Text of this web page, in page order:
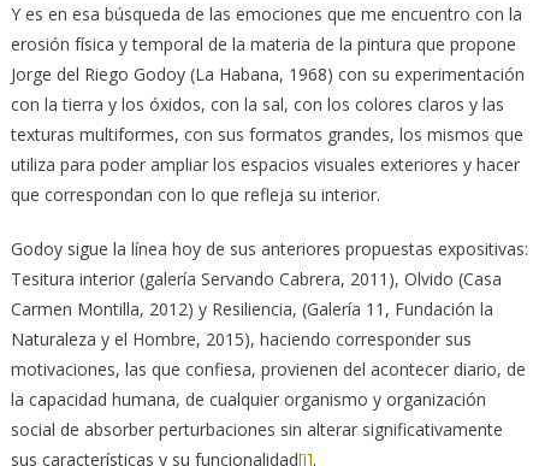
Y es en esa búsqueda de las emociones que me encuentro con la
erosión física y temporal de la ma­teria de la pintura que propone
Jorge del Riego Godoy (La Habana, 1968) con su experimentación
con la tierra y los óxidos, con la sal, con los colores claros y las
texturas multiformes, con sus formatos grandes, los mismos que
utiliza para poder ampliar los espacios visuales exteriores y hacer
que correspondan con lo que refleja su interior.
Godoy sigue la línea hoy de sus anteriores propuestas expositivas:
Tesitura interior (galería Servando Cabrera, 2011), Olvido (Casa
Carmen Montilla, 2012) y Resiliencia, (Galería 11, Fundación la
Naturaleza y el Hombre, 2015), haciendo corresponder sus
motivaciones, las que confiesa, provienen del acontecer diario, de
la capacidad humana, de cualquier organismo y organización
social de absorber perturbaciones sin alterar significativamente
sus características y su funcionalidad[i].